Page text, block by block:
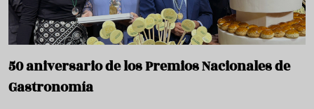
50 aniversario de los Premios Nacionales de
Gastronomía